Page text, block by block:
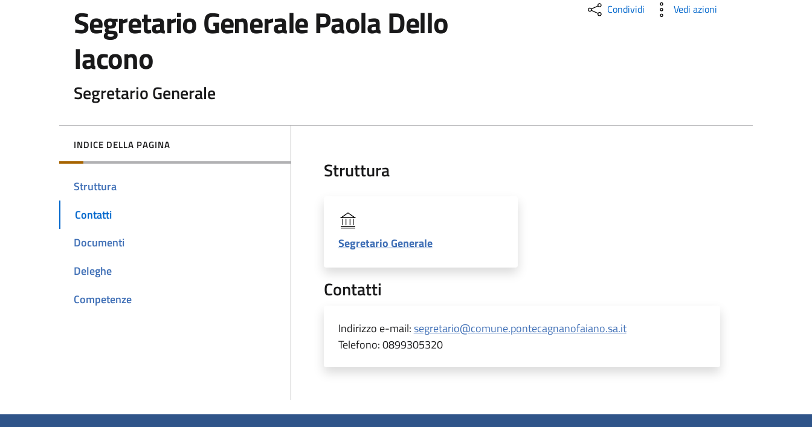
Segretario Generale Paola Dello
Iacono
Segretario Generale
Condividi Vedi azioni
INDICE DELLA PAGINA
Struttura
Contatti
Documenti
Deleghe
Competenze
Struttura
Segretario Generale
Contatti
Indirizzo e-mail:segretario@comune.pontecagnanofaiano.sa.it
Telefono:0899305320